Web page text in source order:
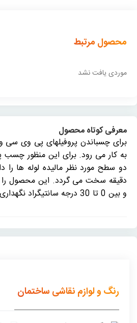
محصول مرتبط
موردی یافت نشد
معرفی کوتاه محصول
برای چسباندن پروفیلهای پی وی سی
به کار می رود. برای این منظور
دقیقه سخت می گردد. این محصول را
و بین 0 تا 30 درجه سانتیگراد نگهداری نمایید.
رنگ و لوازم نقاشی ساختمان